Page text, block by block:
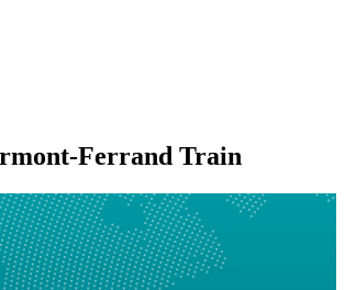
Ferrand Train